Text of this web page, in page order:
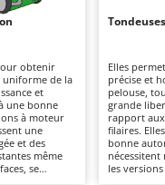
Multifonctions
agricoles pour tracteurs
pour traitements
obtenir
uniforme de la
et
une bonne
à moteur
une
et des
même
se
Elles
précise et
pelouse,
grande
rapport
filaires.
bonne
les